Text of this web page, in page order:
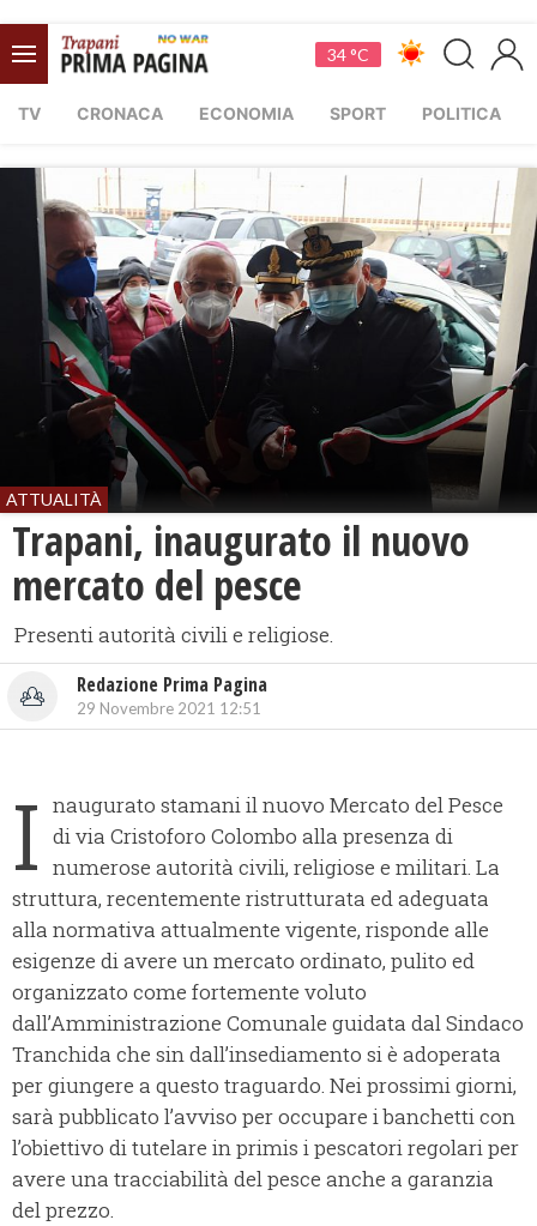
34 °C
TV CRONACA ECONOMIA SPORT POLITICA
ATTUALITÀ
Trapani, inaugurato il nuovo
mercato del pesce
Presenti autorità civili e religiose.
Redazione Prima Pagina
29 Novembre 2021 12:51
I naugurato stamani il nuovo Mercato del Pesce
di via Cristoforo Colombo alla presenza di
numerose autorità civili, religiose e militari. La
struttura, recentemente ristrutturata ed adeguata
alla normativa attualmente vigente, risponde alle
esigenze di avere un mercato ordinato, pulito ed
organizzato come fortemente voluto
dall’Amministrazione Comunale guidata dal Sindaco
Tranchida che sin dall’insediamento si è adoperata
per giungere a questo traguardo. Nei prossimi giorni,
sarà pubblicato l’avviso per occupare i banchetti con
l’obiettivo di tutelare in primis i pescatori regolari per
avere una tracciabilità del pesce anche a garanzia
del prezzo.